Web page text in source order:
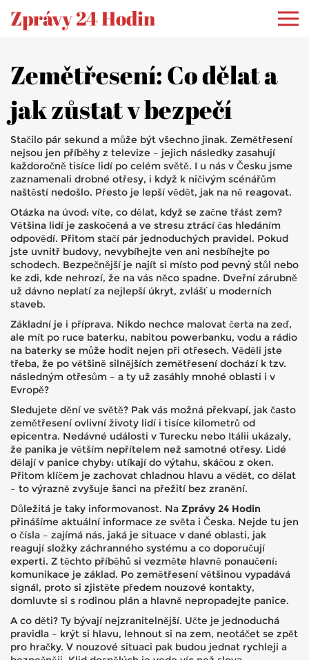
Zprávy 24 Hodin
Zemětřesení: Co dělat a
jak zůstat v bezpečí
Stačilo pár sekund a může být všechno jinak. Zemětřesení
nejsou jen příběhy z televize – jejich následky zasahují
každoročně tisíce lidí po celém světě. I u nás v Česku jsme
zaznamenali drobné otřesy, i když k ničivým scénářům
naštěstí nedošlo. Přesto je lepší vědět, jak na ně reagovat.
Otázka na úvod: víte, co dělat, když se začne třást zem?
Většina lidí je zaskočená a ve stresu ztrácí čas hledáním
odpovědí. Přitom stačí pár jednoduchých pravidel. Pokud
jste uvnitř budovy, nevybíhejte ven ani nesbíhejte po
schodech. Bezpečnější je najít si místo pod pevný stůl nebo
ke zdi, kde nehrozí, že na vás něco spadne. Dveřní zárubně
už dávno neplatí za nejlepší úkryt, zvlášť u moderních
staveb.
Základní je i příprava. Nikdo nechce malovat čerta na zeď,
ale mít po ruce baterku, nabitou powerbanku, vodu a rádio
na baterky se může hodit nejen při otřesech. Věděli jste
třeba, že po většině silnějších zemětřesení dochází k tzv.
následným otřesům – a ty už zasáhly mnohé oblasti i v
Evropě?
Sledujete dění ve světě? Pak vás možná překvapí, jak často
zemětřesení ovlivní životy lidí i tisíce kilometrů od
epicentra. Nedávné události v Turecku nebo Itálii ukázaly,
že panika je větším nepřítelem než samotné otřesy. Lidé
dělají v panice chyby: utíkají do výtahu, skáčou z oken.
Přitom klíčem je zachovat chladnou hlavu a vědět, co dělat
– to výrazně zvyšuje šanci na přežití bez zranění.
Důležitá je taky informovanost. Na Zprávy 24 Hodin
přinášíme aktuální informace ze světa i Česka. Nejde tu jen
o čísla – zajímá nás, jaká je situace v dané oblasti, jak
reagují složky záchranného systému a co doporučují
experti. Z těchto příběhů si vezměte hlavně ponaučení:
komunikace je základ. Po zemětřesení většinou vypadává
signál, proto si zjistěte předem nouzové kontakty,
domluvte si s rodinou plán a hlavně nepropadejte panice.
A co děti? Ty bývají nejzranitelnější. Učte je jednoduchá
pravidla – krýt si hlavu, lehnout si na zem, neotáčet se zpět
pro hračky. V nouzové situaci pak budou jednat rychleji a